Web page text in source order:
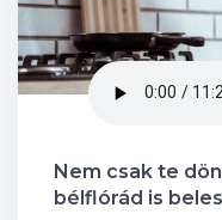
Nem csak te
bélflórád is